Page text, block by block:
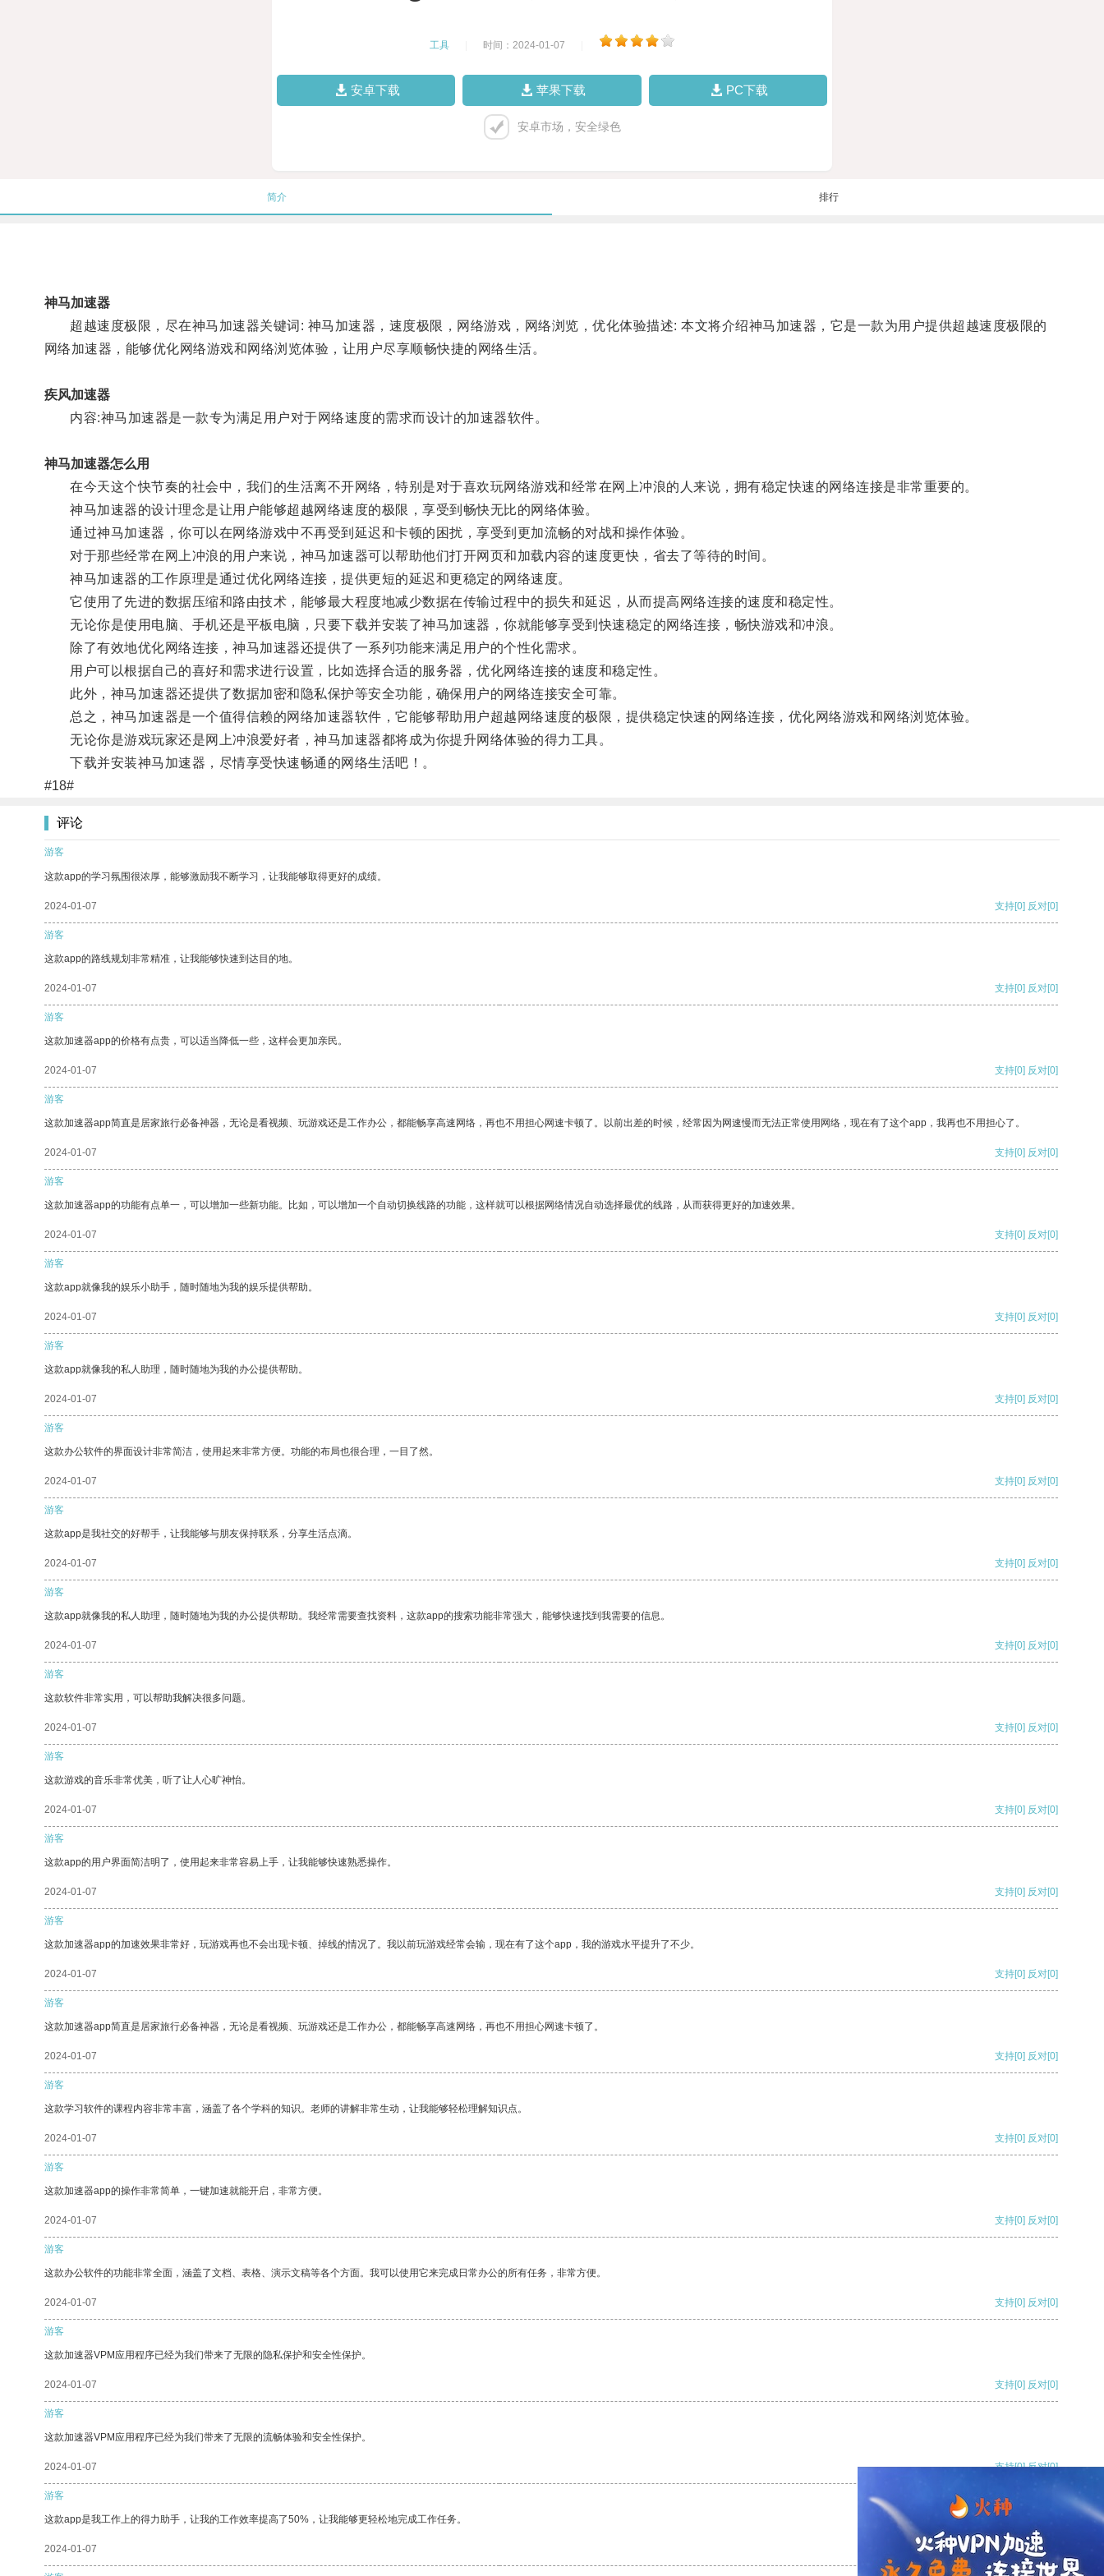
工具 时间：2024-01-07
安卓下载 苹果下载 PC下载
安卓市场，安全绿色
简介 排行
神马加速器
超越速度极限，尽在神马加速器关键词: 神马加速器，速度极限，网络游戏，网络浏览，优化体验描述: 本文将介绍神马加速器，它是一款为用户提供超越速度极限的
网络加速器，能够优化网络游戏和网络浏览体验，让用户尽享顺畅快捷的网络生活。
疾风加速器
内容:神马加速器是一款专为满足用户对于网络速度的需求而设计的加速器软件。
神马加速器怎么用
在今天这个快节奏的社会中，我们的生活离不开网络，特别是对于喜欢玩网络游戏和经常在网上冲浪的人来说，拥有稳定快速的网络连接是非常重要的。
神马加速器的设计理念是让用户能够超越网络速度的极限，享受到畅快无比的网络体验。
通过神马加速器，你可以在网络游戏中不再受到延迟和卡顿的困扰，享受到更加流畅的对战和操作体验。
对于那些经常在网上冲浪的用户来说，神马加速器可以帮助他们打开网页和加载内容的速度更快，省去了等待的时间。
神马加速器的工作原理是通过优化网络连接，提供更短的延迟和更稳定的网络速度。
它使用了先进的数据压缩和路由技术，能够最大程度地减少数据在传输过程中的损失和延迟，从而提高网络连接的速度和稳定性。
无论你是使用电脑、手机还是平板电脑，只要下载并安装了神马加速器，你就能够享受到快速稳定的网络连接，畅快游戏和冲浪。
除了有效地优化网络连接，神马加速器还提供了一系列功能来满足用户的个性化需求。
用户可以根据自己的喜好和需求进行设置，比如选择合适的服务器，优化网络连接的速度和稳定性。
此外，神马加速器还提供了数据加密和隐私保护等安全功能，确保用户的网络连接安全可靠。
总之，神马加速器是一个值得信赖的网络加速器软件，它能够帮助用户超越网络速度的极限，提供稳定快速的网络连接，优化网络游戏和网络浏览体验。
无论你是游戏玩家还是网上冲浪爱好者，神马加速器都将成为你提升网络体验的得力工具。
下载并安装神马加速器，尽情享受快速畅通的网络生活吧！。
#18#
评论
游客
这款app的学习氛围很浓厚，能够激励我不断学习，让我能够取得更好的成绩。
2024-01-07 支持[0] 反对[0]
游客
这款app的路线规划非常精准，让我能够快速到达目的地。
2024-01-07 支持[0] 反对[0]
游客
这款加速器app的价格有点贵，可以适当降低一些，这样会更加亲民。
2024-01-07 支持[0] 反对[0]
游客
这款加速器app简直是居家旅行必备神器，无论是看视频、玩游戏还是工作办公，都能畅享高速网络，再也不用担心网速卡顿了。以前出差的时候，经常因为网速慢而无法正常使用网络，现在有了这个app，我再也不用担心了。
2024-01-07 支持[0] 反对[0]
游客
这款加速器app的功能有点单一，可以增加一些新功能。比如，可以增加一个自动切换线路的功能，这样就可以根据网络情况自动选择最优的线路，从而获得更好的加速效果。
2024-01-07 支持[0] 反对[0]
游客
这款app就像我的娱乐小助手，随时随地为我的娱乐提供帮助。
2024-01-07 支持[0] 反对[0]
游客
这款app就像我的私人助理，随时随地为我的办公提供帮助。
2024-01-07 支持[0] 反对[0]
游客
这款办公软件的界面设计非常简洁，使用起来非常方便。功能的布局也很合理，一目了然。
2024-01-07 支持[0] 反对[0]
游客
这款app是我社交的好帮手，让我能够与朋友保持联系，分享生活点滴。
2024-01-07 支持[0] 反对[0]
游客
这款app就像我的私人助理，随时随地为我的办公提供帮助。我经常需要查找资料，这款app的搜索功能非常强大，能够快速找到我需要的信息。
2024-01-07 支持[0] 反对[0]
游客
这款软件非常实用，可以帮助我解决很多问题。
2024-01-07 支持[0] 反对[0]
游客
这款游戏的音乐非常优美，听了让人心旷神怡。
2024-01-07 支持[0] 反对[0]
游客
这款app的用户界面简洁明了，使用起来非常容易上手，让我能够快速熟悉操作。
2024-01-07 支持[0] 反对[0]
游客
这款加速器app的加速效果非常好，玩游戏再也不会出现卡顿、掉线的情况了。我以前玩游戏经常会输，现在有了这个app，我的游戏水平提升了不少。
2024-01-07 支持[0] 反对[0]
游客
这款加速器app简直是居家旅行必备神器，无论是看视频、玩游戏还是工作办公，都能畅享高速网络，再也不用担心网速卡顿了。
2024-01-07 支持[0] 反对[0]
游客
这款学习软件的课程内容非常丰富，涵盖了各个学科的知识。老师的讲解非常生动，让我能够轻松理解知识点。
2024-01-07 支持[0] 反对[0]
游客
这款加速器app的操作非常简单，一键加速就能开启，非常方便。
2024-01-07 支持[0] 反对[0]
游客
这款办公软件的功能非常全面，涵盖了文档、表格、演示文稿等各个方面。我可以使用它来完成日常办公的所有任务，非常方便。
2024-01-07 支持[0] 反对[0]
游客
这款加速器VPM应用程序已经为我们带来了无限的隐私保护和安全性保护。
2024-01-07 支持[0] 反对[0]
游客
这款加速器VPM应用程序已经为我们带来了无限的流畅体验和安全性保护。
2024-01-07 支持[0] 反对[0]
游客
这款app是我工作上的得力助手，让我的工作效率提高了50%，让我能够更轻松地完成工作任务。
2024-01-07 支持[0] 反对